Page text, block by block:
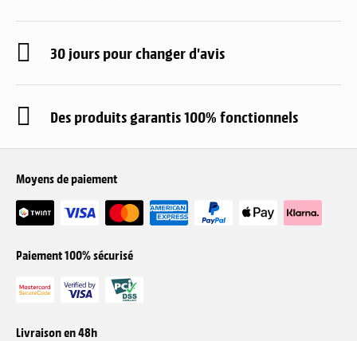
30 jours pour changer d'avis
Des produits garantis 100% fonctionnels
Moyens de paiement
Paiement 100% sécurisé
Livraison en 48h